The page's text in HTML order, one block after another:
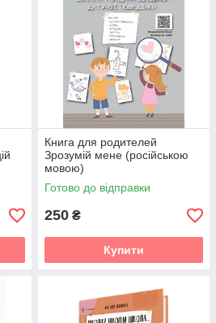
Книга для родителей
Зрозумій мене (російською
мовою)
Готово до відправки
250 ₴
Купити